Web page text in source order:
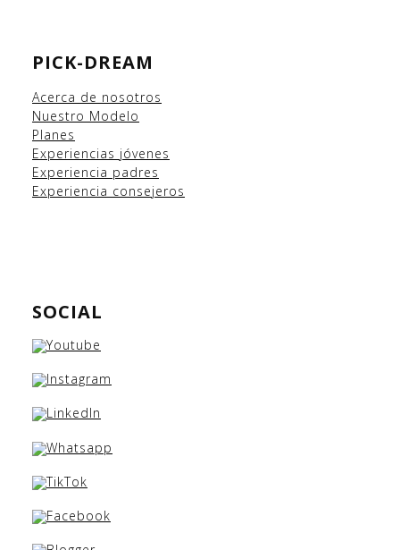
PICK-DREAM
Acerca de nosotros
Nuestro Modelo
Planes
Experiencias jóvenes
Experiencia padres
Experiencia consejeros
SOCIAL